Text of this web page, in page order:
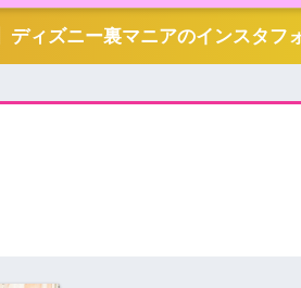
ディズニー裏マニアのインスタ